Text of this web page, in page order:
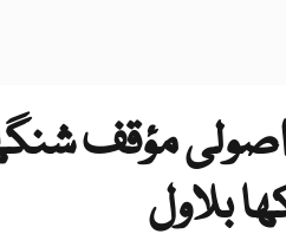
مؤقف
بلاول